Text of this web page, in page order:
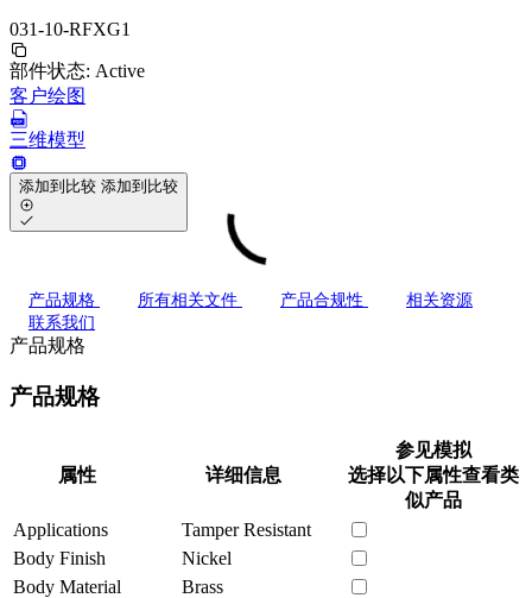
031-10-RFXG1
部件状态: Active
客户绘图
三维模型
添加到比较 添加到比较
产品规格 所有相关文件 产品合规性
相关资源
联系我们
产品规格
产品规格
属性 详细信息
参见模拟
选择以下属性查看类
似产品
Applications
Tamper Resistant
Body Finish
Nickel
Body Material
Brass